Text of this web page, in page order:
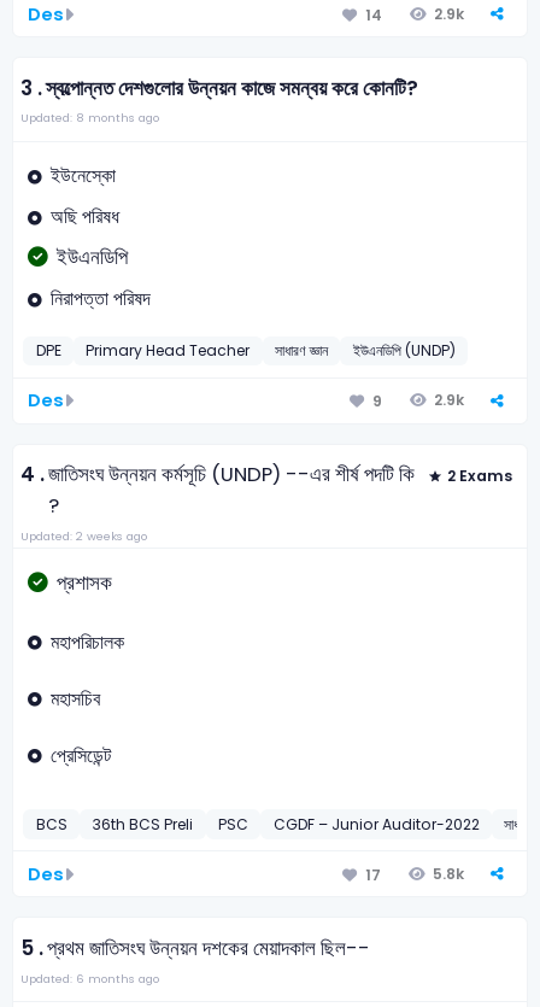
Des 14 2.9k
3 .স্বল্পোন্নত দেশগুলোর উন্নয়ন কাজে সমন্বয় করে কোনটি?
Updated: 8 months ago
ইউনেস্কো
অছি পরিষধ
ইউএনডিপি
নিরাপত্তা পরিষদ
DPE Primary Head Teacher সাধারণ জ্ঞান ইউএনডিপি (UNDP)
Des 9 2.9k
4 .জাতিসংঘ উন্নয়ন কর্মসূচি (UNDP) --এর শীর্ষ পদটি কি
?
2 Exams
Updated: 2 weeks ago
প্রশাসক
মহাপরিচালক
মহাসচিব
প্রেসিডেন্ট
BCS 36th BCS Preli PSC CGDF – Junior Auditor-2022 সাধারণ
Des 17 5.8k
5 .প্রথম জাতিসংঘ উন্নয়ন দশকের মেয়াদকাল ছিল--
Updated: 6 months ago